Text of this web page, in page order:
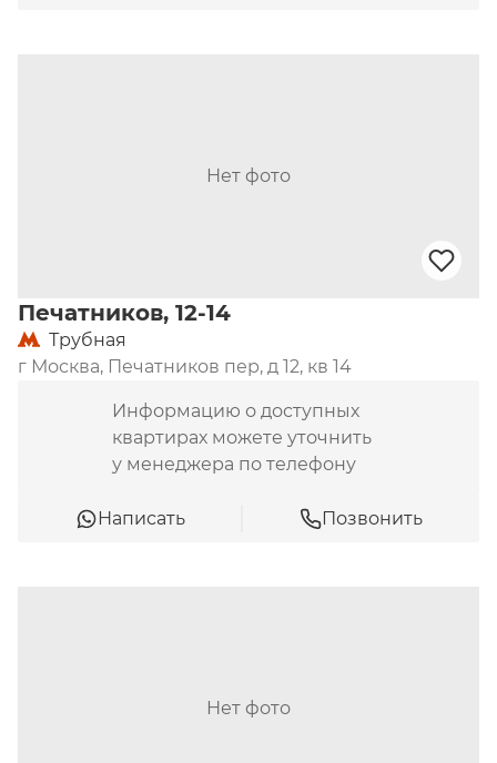
Нет фото
Печатников, 12-14
Трубная
г Москва, Печатников пер, д 12, кв 14
Информацию о доступных
квартирах можете уточнить
у менеджера по телефону
Написать Позвонить
Нет фото